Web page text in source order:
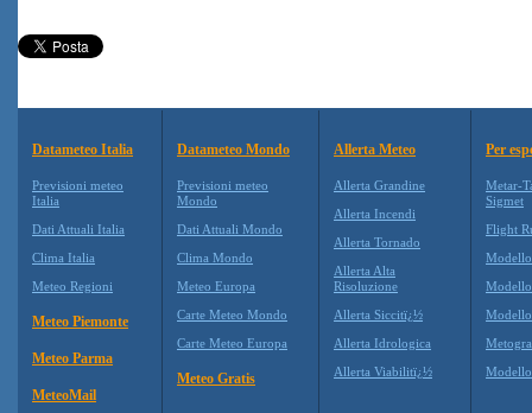
Datameteo Italia
Previsioni meteo
Italia
Dati Attuali Italia
Clima Italia
Meteo Regioni
Meteo Piemonte
Meteo Parma
MeteoMail
Datameteo Mondo
Previsioni meteo
Mondo
Dati Attuali Mondo
Clima Mondo
Meteo Europa
Carte Meteo Mondo
Carte Meteo Europa
Meteo Gratis
Allerta Meteo
Allerta Grandine
Allerta Incendi
Allerta Tornado
Allerta Alta
Risoluzione
Allerta Siccitï¿½
Allerta Idrologica
Allerta Viabilitï¿½
Per
Metar-
Sigmet
Flight
Modello